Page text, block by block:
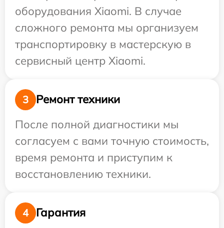
оборудования Xiaomi. В случае
сложного ремонта мы организуем
транспортировку в мастерскую в
сервисный центр Xiaomi.
3
Ремонт техники
После полной диагностики мы
согласуем с вами точную стоимость,
время ремонта и приступим к
восстановлению техники.
4
Гарантия